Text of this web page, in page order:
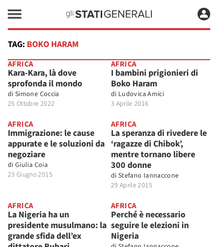
TAG: BOKO HARAM
AFRICA
Kara-Kara, là dove
sprofonda il mondo
di Simone Coccia
25 Ottobre 2022
AFRICA
I bambini prigionieri di
Boko Haram
di Ludovica Amici
3 Aprile 2016
AFRICA
Immigrazione: le cause
appurate e le soluzioni da
negoziare
di Giulia Coia
23 Giugno 2015
AFRICA
La speranza di rivedere le
‘ragazze di Chibok’,
mentre tornano libere
300 donne
di Stefano Iannaccone
29 Aprile 2015
AFRICA
La Nigeria ha un
presidente musulmano: la
grande sfida dell’ex
AFRICA
Perché è necessario
seguire le elezioni in
Nigeria